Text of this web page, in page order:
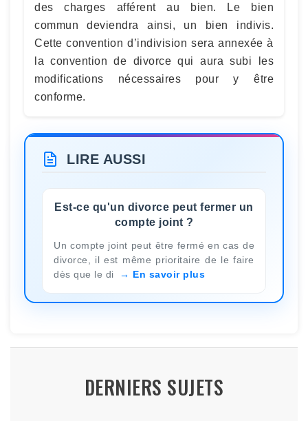
des charges afférent au bien. Le bien
commun deviendra ainsi, un bien indivis.
Cette convention d’indivision sera annexée à
la convention de divorce qui aura subi les
modifications nécessaires pour y être
conforme.
LIRE AUSSI
Est-ce qu'un divorce peut fermer un
compte joint ?
Un compte joint peut être fermé en cas de
divorce, il est même prioritaire de le faire
dès que le di
En savoir plus
DERNIERS SUJETS